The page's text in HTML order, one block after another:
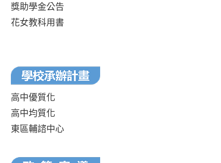
獎助學金公告
花女教科用書
高中優質化
高中均質化
東區輔諮中心